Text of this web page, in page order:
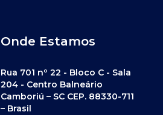
Onde Estamos
Rua 701 nº 22 - Bloco C - Sala
204 - Centro Balneário
Camboriú – SC CEP. 88330-711
– Brasil